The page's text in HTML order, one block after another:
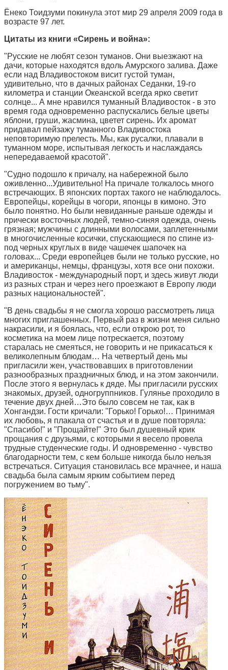
Ёнеко Тоидзуми покинула этот мир 29 апреля 2009 года в
возрасте 97 лет.
Цитаты из книги «Сирень и война»:
"Русские не любят сезон туманов. Они выезжают на
дачи, которые находятся вдоль Амурского залива. Даже
если над Владивостоком висит густой туман,
удивительно, что в дачных районах Седанки, 19-го
километра и станции Океанской всегда ярко светит
солнце... А мне нравился туманный Владивосток - в это
время года одновременно распускались белые цветы
яблони, груши, жасмина, цветет сирень. Их аромат
придавал пейзажу туманного Владивостока
неповторимую прелесть. Мы, как русалки, плавали в
туманном море, испытывая легкость и наслаждаясь
непередаваемой красотой".
"Судно подошло к причалу, на набережной было
оживленно...Удивительно! На причале толкалось много
встречающих. В японских портах такого не наблюдалось.
Европейцы, корейцы в чогори, японцы в кимоно. Это
было понятно. Но были невиданные раньше одежды и
прически восточных людей, темно-синяя одежда, очень
грязная; мужчины с длинными волосами, заплетенными
в многочисленные косички, спускающиеся по спине из-
под черных круглых в виде чашечек шапочек на
головах... Среди европейцев были не только русские, но
и американцы, немцы, французы, хотя все они похожи.
Владивосток - международный порт, и здесь живут люди
из разных стран и через него проезжают в Европу люди
разных национальностей".
"В день свадьбы я не смогла хорошо рассмотреть лица
многих приглашенных. Первый раз в жизни меня сильно
накрасили, и я боялась, что, если открою рот, то
косметика на моем лице потрескается, поэтому
старалась не смеяться, не говорить и не прикасаться к
великолепным блюдам… На четвертый день мы
пригласили жен, участвовавших в приготовлении
разнообразных праздничных блюд, и на этом закончили.
После этого я вернулась к дяде. Мы пригласили русских
знакомых, друзей, одногруппников. Гулянье проходило в
течение двух дней…Это было совсем не так, как в
Хонгандзи. Гости кричали: "Горько! Горько!… Принимая
их любовь, я плакала от счастья и в душе повторяла:
"Спасибо!" и "Прощайте!" Это был душевный крик
прощания с друзьями, с которыми я весело провела
трудные студенческие годы. И одновременно - чувство
благодарности тем, с кем больше никогда было нельзя
встречаться. Ситуация становилась все мрачнее, и наша
свадьба была самым ярким событием перед
погружением во тьму".